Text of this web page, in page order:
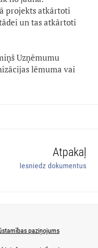
projekts atkārtoti
un tas atkārtoti
Uzņēmumu
lēmuma vai
Atpakaļ
Iesniedz dokumentus
paziņojums